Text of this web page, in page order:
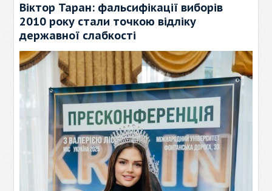
Віктор Таран: фальсифікації виборів
2010 року стали точкою відліку
державної слабкості